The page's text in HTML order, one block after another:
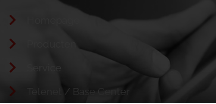
Telenet / Base Center